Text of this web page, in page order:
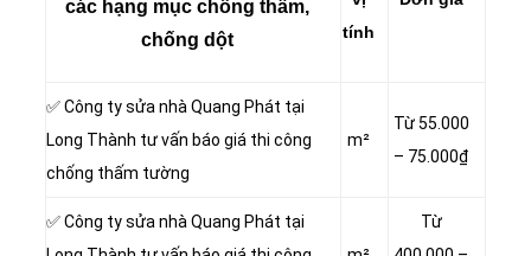
các hạng mục chống thấm,
chống dột
tính
✅ Công ty sửa nhà Quang Phát tại
Long Thành tư vấn báo giá thi công
chống thấm tường
m²
Từ 55.000
– 75.000₫
✅ Công ty sửa nhà Quang Phát tại
Từ